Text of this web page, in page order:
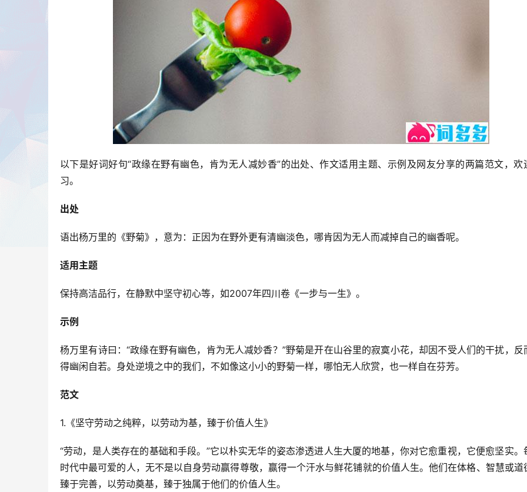
以下是好词好句“政缘在野有幽色，肯为无人减妙香”的出处、作文适用主题、示例及网友分享的两篇范文，欢
习。
出处
语出杨万里的《野菊》，意为：正因为在野外更有清幽淡色，哪肯因为无人而减掉自己的幽香呢。
适用主题
保持高洁品行，在静默中坚守初心等，如2007年四川卷《一步与一生》。
示例
杨万里有诗曰：“政缘在野有幽色，肯为无人减妙香？”野菊是开在山谷里的寂寞小花，却因不受人们的干扰，反
得幽闲自若。身处逆境之中的我们，不如像这小小的野菊一样，哪怕无人欣赏，也一样自在芬芳。
范文
1.《坚守劳动之纯粹，以劳动为基，臻于价值人生》
“劳动，是人类存在的基础和手段。”它以朴实无华的姿态渗透进人生大厦的地基，你对它愈重视，它便愈坚实。
时代中最可爱的人，无不是以自身劳动赢得尊敬，赢得一个汗水与鲜花铺就的价值人生。他们在体格、智慧或道
臻于完善，以劳动奠基，臻于独属于他们的价值人生。